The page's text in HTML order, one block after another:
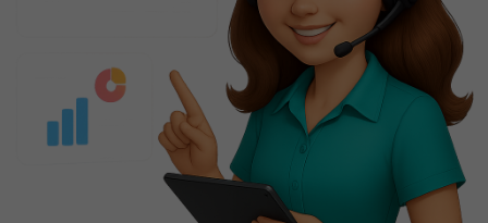
info@zolea.de